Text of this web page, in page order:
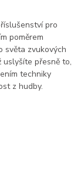
pro
poměrem
světa zvukových
uslyšíte přesně to,
techniky
z hudby.